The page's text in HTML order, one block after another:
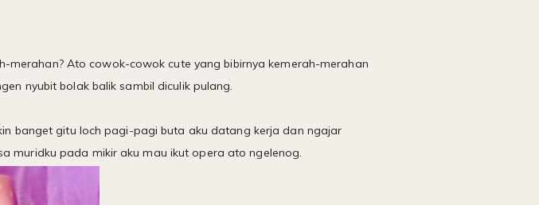
merahan? Ato cowok-cowok cute yang bibirnya kemerah-merahan
nyubit bolak balik sambil diculik pulang.
banget gitu loch pagi-pagi buta aku datang kerja dan ngajar
muridku pada mikir aku mau ikut opera ato ngelenog.